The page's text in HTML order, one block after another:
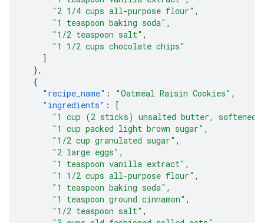
"2 1/4 cups all-purpose flour" ,
"1 teaspoon baking soda" ,
"1/2 teaspoon salt" ,
"1 1/2 cups chocolate chips"
]
},
{
"recipe_name" : "Oatmeal Raisin Cookies" ,
"ingredients" :
[
"1 cup (2 sticks) unsalted butter, softened"
"1 cup packed light brown sugar" ,
"1/2 cup granulated sugar" ,
"2 large eggs" ,
"1 teaspoon vanilla extract" ,
"1 1/2 cups all-purpose flour" ,
"1 teaspoon baking soda" ,
"1 teaspoon ground cinnamon" ,
"1/2 teaspoon salt" ,